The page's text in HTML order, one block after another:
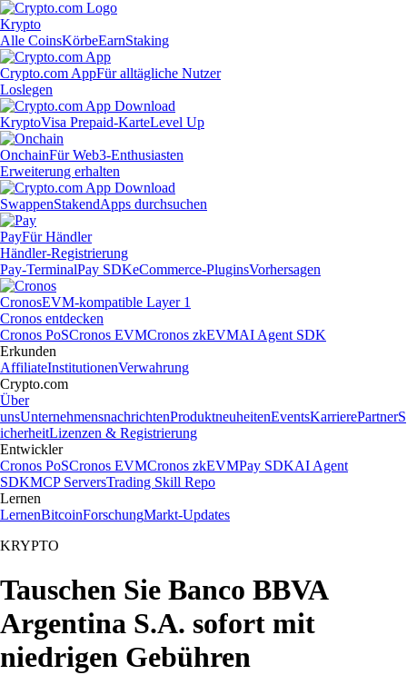
Krypto
Alle CoinsKörbeEarnStaking
Crypto.com AppFür alltägliche Nutzer
Loslegen
KryptoVisa Prepaid-KarteLevel Up
OnchainFür Web3-Enthusiasten
Erweiterung erhalten
SwappenStakendApps durchsuchen
PayFür Händler
Händler-Registrierung
Pay-TerminalPay SDKeCommerce-PluginsVorhersagen
CronosEVM-kompatible Layer 1
Cronos entdecken
Cronos PoSCronos EVMCronos zkEVMAI Agent SDK
Erkunden
AffiliateInstitutionenVerwahrung
Crypto.com
Über
unsUnternehmensnachrichtenProduktneuheitenEventsKarrierePartnerS
icherheitLizenzen & Registrierung
Entwickler
Cronos PoSCronos EVMCronos zkEVMPay SDKAI Agent
SDKMCP ServersTrading Skill Repo
Lernen
LernenBitcoinForschungMarkt-Updates
KRYPTO
Tauschen Sie Banco BBVA
Argentina S.A. sofort mit
niedrigen Gebühren